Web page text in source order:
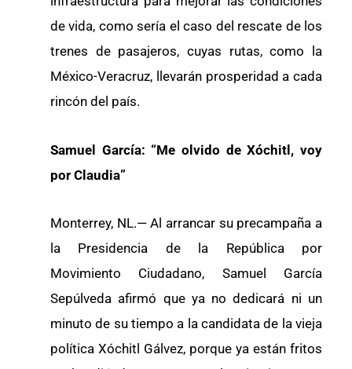
de vida, como sería el caso del rescate de los
trenes de pasajeros, cuyas rutas, como la
México-Veracruz, llevarán prosperidad a cada
rincón del país.
Samuel García: “Me olvido de Xóchitl, voy
por Claudia”
Monterrey, NL.— Al arrancar su precampaña a
la Presidencia de la República por
Movimiento Ciudadano, Samuel García
Sepúlveda afirmó que ya no dedicará ni un
minuto de su tiempo a la candidata de la vieja
política Xóchitl Gálvez, porque ya están fritos